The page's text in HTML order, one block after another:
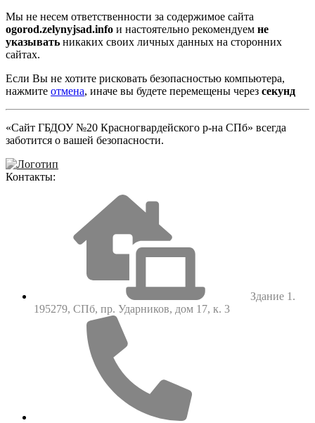
Мы не несем ответственности за содержимое сайта
ogorod.zelynyjsad.info и настоятельно рекомендуем не
указывать никаких своих личных данных на сторонних
сайтах.
Если Вы не хотите рисковать безопасностью компьютера,
нажмите отмена, иначе вы будете перемещены через секунд
«Сайт ГБДОУ №20 Красногвардейского р-на СПб» всегда
заботится о вашей безопасности.
Контакты:
Здание 1.
195279, СПб, пр. Ударников, дом 17, к. 3